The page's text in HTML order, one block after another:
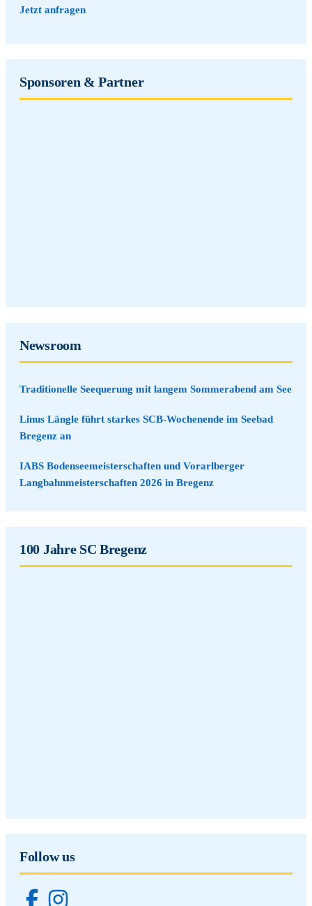
Jetzt anfragen
Sponsoren & Partner
Newsroom
Traditionelle Seequerung mit langem Sommerabend am See
Linus Längle führt starkes SCB-Wochenende im Seebad
Bregenz an
IABS Bodenseemeisterschaften und Vorarlberger
Langbahnmeisterschaften 2026 in Bregenz
100 Jahre SC Bregenz
Follow us